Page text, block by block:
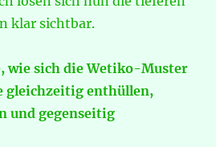
klar sichtbar.
wie sich die Wetiko-Muster
gleichzeitig enthüllen,
und gegenseitig